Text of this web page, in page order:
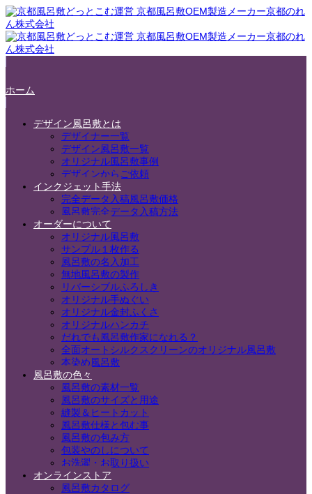
ホーム
デザイン風呂敷とは
デザイナー一覧
デザイン風呂敷一覧
オリジナル風呂敷事例
デザインからご依頼
インクジェット手法
完全データ入稿風呂敷価格
風呂敷完全データ入稿方法
オーダーについて
オリジナル風呂敷
サンプル１枚作る
風呂敷の名入加工
無地風呂敷の製作
リバーシブルふろしき
オリジナル手ぬぐい
オリジナル金封ふくさ
オリジナルハンカチ
だれでも風呂敷作家になれる？
全面オートシルクスクリーンのオリジナル風呂敷
本染め風呂敷
風呂敷の色々
風呂敷の素材一覧
風呂敷のサイズと用途
縫製＆ヒートカット
風呂敷仕様と包む事
風呂敷の包み方
包装やのしについて
お洗濯・お取り扱い
オンラインストア
風呂敷カタログ